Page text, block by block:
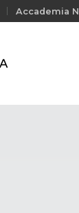
Accademia